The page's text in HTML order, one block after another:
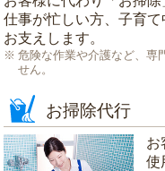
仕事が忙しい方、子育
お支えします。
危険な作業や介護など、専
せん。
お掃除代行
お
使